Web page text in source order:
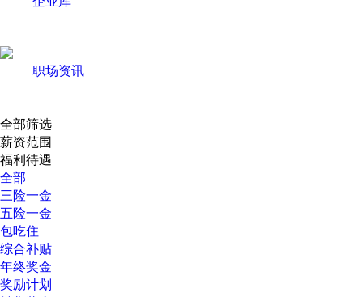
职场资讯
全部筛选
薪资范围
福利待遇
全部
三险一金
五险一金
包吃住
综合补贴
年终奖金
奖励计划